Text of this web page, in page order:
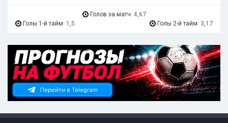
Голов за матч: 4,67
Голы 1-й тайм: 1,5 Голы 2-й тайм: 3,17